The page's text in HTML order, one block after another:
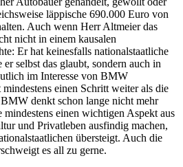
läppische 690.000 Euro von
Auch wenn Herr Altmeier das
nicht in einem kausalen
Er hat keinesfalls nationalstaatliche
selbst das glaubt, sondern auch in
im Interesse von BMW
einen Schritt weiter als die
denkt schon lange nicht mehr
einen wichtigen Aspekt aus
und Privatleben ausfindig machen,
übersteigt. Auch die
es all zu gerne.